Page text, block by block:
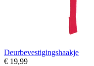
Deurbevestigingshaakje
€ 19,99